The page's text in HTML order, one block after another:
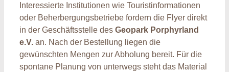
Interessierte Institutionen wie Touristinformationen
oder Beherbergungsbetriebe fordern die Flyer direkt
in der Geschäftsstelle des Geopark Porphyrland
e.V. an. Nach der Bestellung liegen die
gewünschten Mengen zur Abholung bereit. Für die
spontane Planung von unterwegs steht das Material